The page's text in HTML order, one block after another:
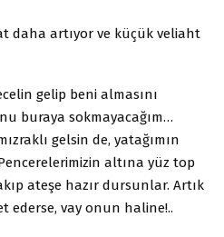
daha artıyor ve küçük veliaht
gelip beni almasını
buraya sokmayacağım…
gelsin de, yatağımın
altına yüz top
ateşe hazır dursunlar. Artık
ederse, vay onun haline!..